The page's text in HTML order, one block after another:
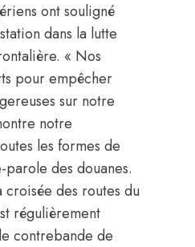
ont souligné
dans la lutte
« Nos
pour empêcher
sur notre
notre
les formes de
des douanes.
croisée des routes du
régulièrement
contrebande de